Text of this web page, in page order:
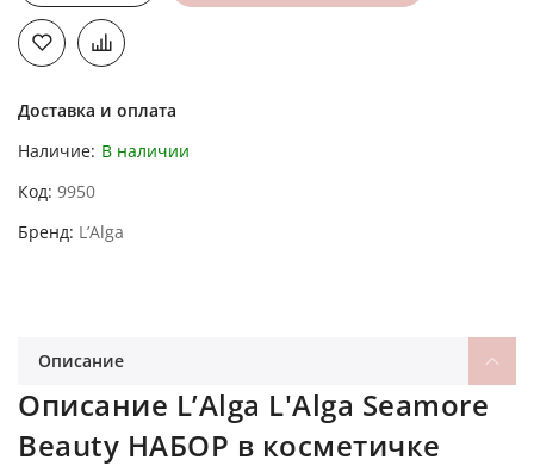
Доставка и оплата
Наличие: В наличии
Код 9950
Бренд L’Alga
Описание
Описание L’Alga L'Alga Seamore
Beauty НАБОР в косметичке